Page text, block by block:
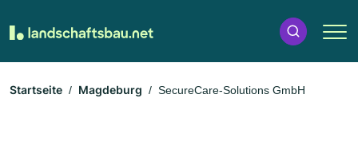
Startseite Magdeburg SecureCare-Solutions GmbH